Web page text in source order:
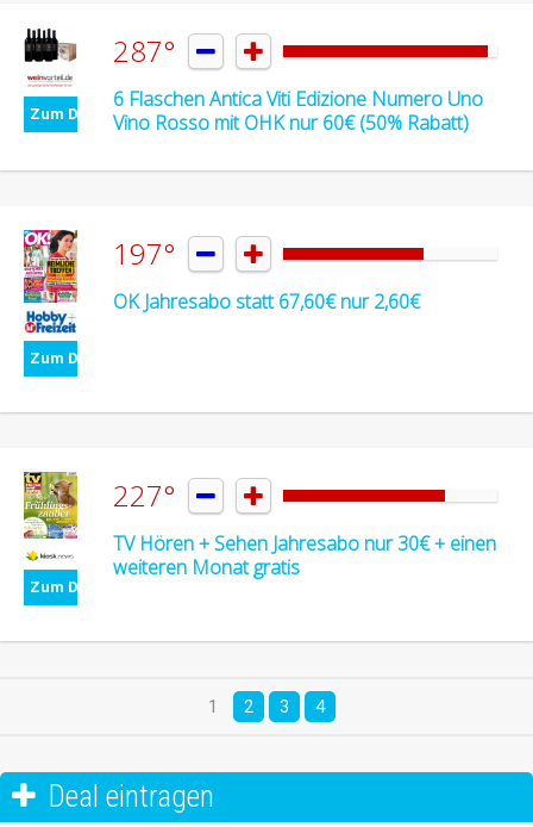
Zum Deal
287°  
6 Flaschen Antica Viti Edizione Numero Uno
Vino Rosso mit OHK nur 60€ (50% Rabatt)
Zum Deal
197°  
OK Jahresabo statt 67,60€ nur 2,60€
Zum Deal
227°  
TV Hören + Sehen Jahresabo nur 30€ + einen
weiteren Monat gratis
1 2 3 4
 Deal eintragen